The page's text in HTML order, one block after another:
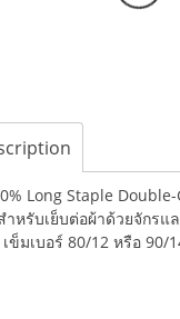
Long Staple
ำหรับเย็บต่อผ้าด้วยจักร
ข็มเบอร์ 80/12 หรือ 90/